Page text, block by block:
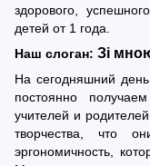
здорового,
детей от 1 года.
Наш слоган: Зi
На сегодняшний
постоянно
учителей и
творчества, что
эргономичность,